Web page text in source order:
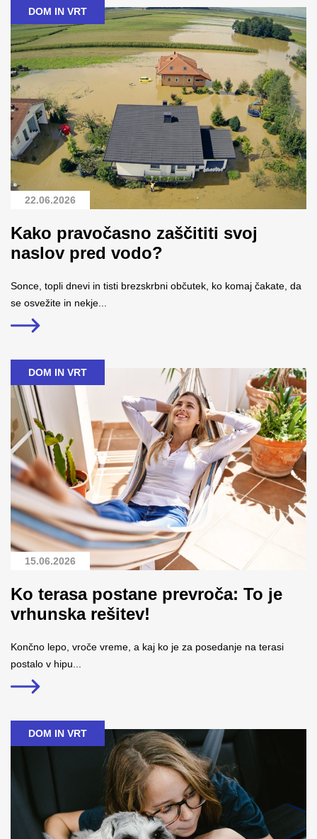
DOM IN VRT
22.06.2026
Kako pravočasno zaščititi svoj
naslov pred vodo?
Sonce, topli dnevi in tisti brezskrbni občutek, ko komaj čakate, da
se osvežite in nekje...
DOM IN VRT
15.06.2026
Ko terasa postane prevroča: To je
vrhunska rešitev!
Končno lepo, vroče vreme, a kaj ko je za posedanje na terasi
postalo v hipu...
DOM IN VRT